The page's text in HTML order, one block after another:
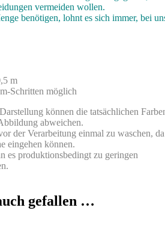
vermeiden wollen.
benötigen, lohnt es sich immer, bei
m
Schritten möglich
können die tatsächlichen
abweichen.
der Verarbeitung einmal zu waschen, da
eingehen können.
es produktionsbedingt zu geringen
gefallen …